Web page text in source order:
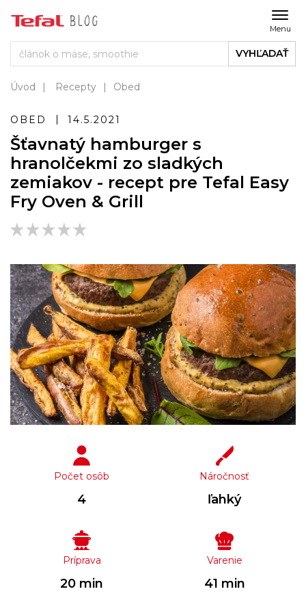
Menu
VYHĽADAŤ
Úvod Recepty Obed
OBED 14.5.2021
Šťavnatý hamburger s
hranolčekmi zo sladkých
zemiakov - recept pre Tefal Easy
Fry Oven & Grill
Počet osôb
4
Náročnosť
ľahký
Príprava
20 min
Varenie
41 min